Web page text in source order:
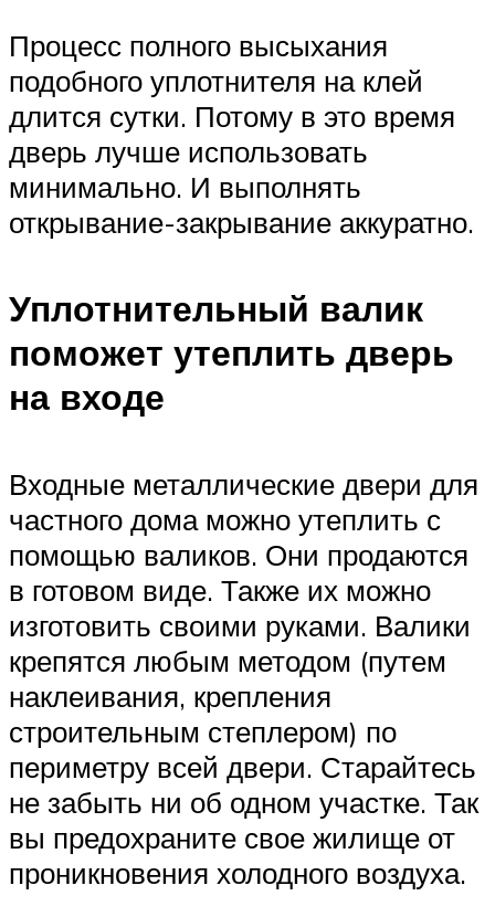
Процесс полного высыхания
подобного уплотнителя на клей
длится сутки. Потому в это время
дверь лучше использовать
минимально. И выполнять
открывание-закрывание аккуратно.
Уплотнительный валик
поможет утеплить дверь
на входе
Входные металлические двери для
частного дома можно утеплить с
помощью валиков. Они продаются
в готовом виде. Также их можно
изготовить своими руками. Валики
крепятся любым методом (путем
наклеивания, крепления
строительным степлером) по
периметру всей двери. Старайтесь
не забыть ни об одном участке. Так
вы предохраните свое жилище от
проникновения холодного воздуха.